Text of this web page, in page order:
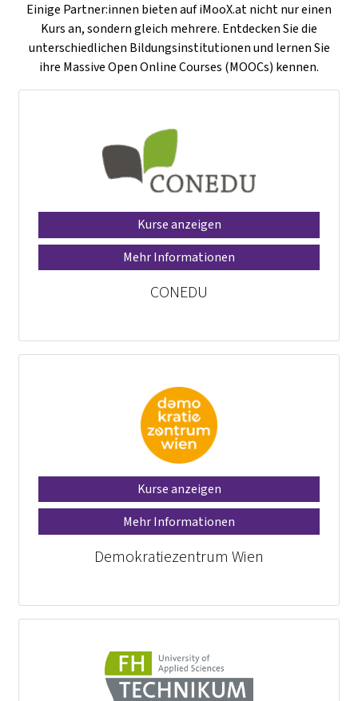
Einige Partner:innen bieten auf iMooX.at nicht nur einen
Kurs an, sondern gleich mehrere. Entdecken Sie die
unterschiedlichen Bildungsinstitutionen und lernen Sie
ihre Massive Open Online Courses (MOOCs) kennen.
Kurse anzeigen
Mehr Informationen
CONEDU
Kurse anzeigen
Mehr Informationen
Demokratiezentrum Wien